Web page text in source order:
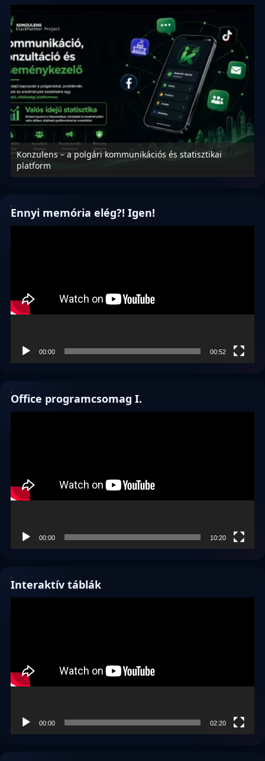
Konzulens – a polgári kommunikációs és statisztikai
platform
Ennyi memória elég?! Igen!
00:00 00:52
Office programcsomag I.
00:00 10:20
Interaktív táblák
00:00 02:20